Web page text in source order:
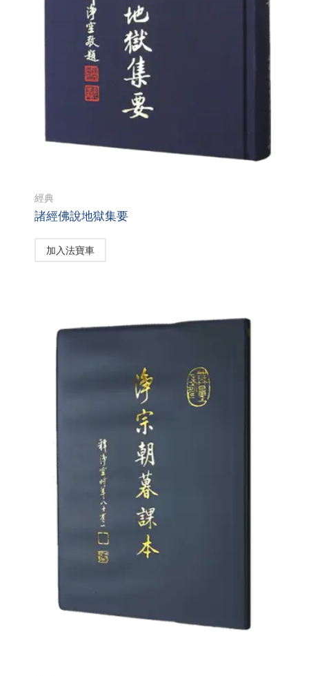
經典
諸經佛說地獄集要
加入法寶車